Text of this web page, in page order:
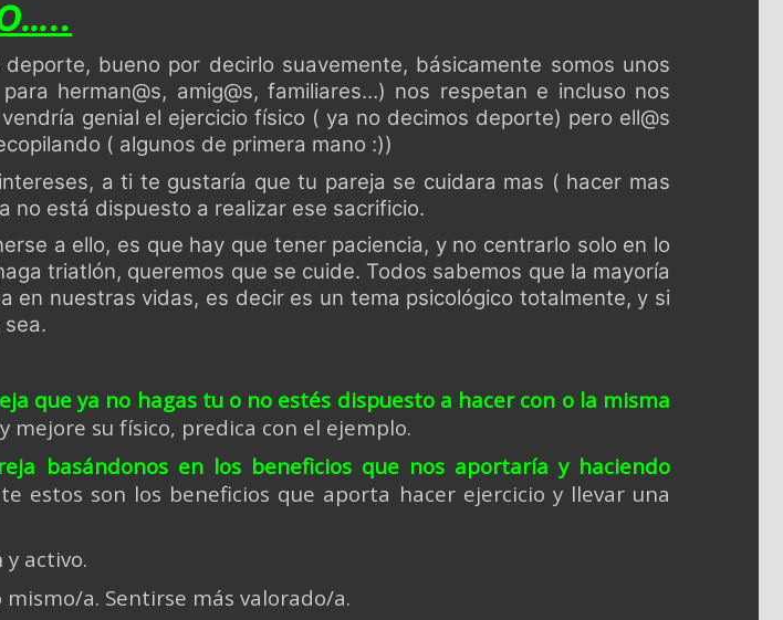
bueno por decirlo suavemente, básicamente somos unos
herman@s, amig@s, familiares…) nos respetan e incluso nos
genial el ejercicio físico ( ya no decimos deporte) pero ell@s
( algunos de primera mano :))
a ti te gustaría que tu pareja se cuidara mas ( hacer mas
no está dispuesto a realizar ese sacrificio.
a ello, es que hay que tener paciencia, y no centrarlo solo en lo
triatlón, queremos que se cuide. Todos sabemos que la mayoría
nuestras vidas, es decir es un tema psicológico totalmente, y si
que ya no hagas tu o no estés dispuesto a hacer con o la misma
mejore su físico, predica con el ejemplo.
basándonos en los beneficios que nos aportaría y haciendo
estos son los beneficios que aporta hacer ejercicio y llevar una
activo.
a. Sentirse más valorado/a.